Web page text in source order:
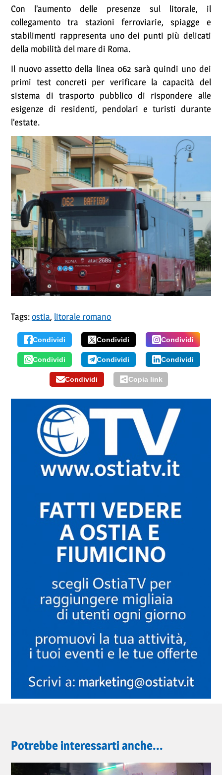
Con l’aumento delle presenze sul litorale, il
collegamento tra stazioni ferroviarie, spiagge e
stabilimenti rappresenta uno dei punti più delicati
della mobilità del mare di Roma.
Il nuovo assetto della linea 062 sarà quindi uno dei
primi test concreti per verificare la capacità del
sistema di trasporto pubblico di rispondere alle
esigenze di residenti, pendolari e turisti durante
l’estate.
Tags:ostia, litorale romano
Condividi Condividi Condividi
Condividi Condividi Condividi
Condividi Copia link
Potrebbe interessarti anche...